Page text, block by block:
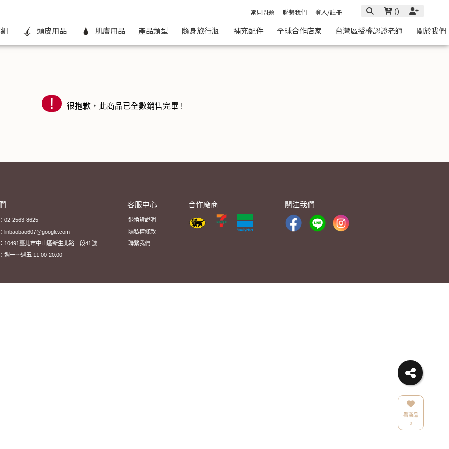
常見問題 聯繫我們 登入/註冊 ()
頭皮用品 肌膚用品 產品類型 隨身旅行瓶 補充配件 全球合作店家 台灣區授權認證老師 關於我們
! 很抱歉，此商品已全數銷售完畢 !
02-2563-8625
linbaobao607@google.com
10491臺北市中山區新生北路一段41號
週一～週五 11:00-20:00
客服中心
退換貨說明
隱私權條款
聯繫我們
合作廠商 關注我們
看商品
0